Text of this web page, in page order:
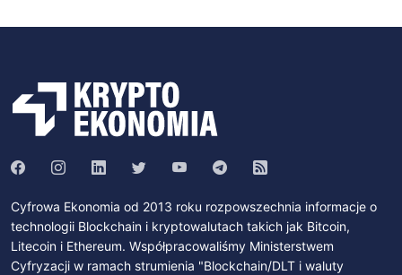
Cyfrowa Ekonomia od 2013 roku rozpowszechnia informacje o
technologii Blockchain i kryptowalutach takich jak Bitcoin,
Litecoin i Ethereum. Współpracowaliśmy Ministerstwem
Cyfryzacji w ramach strumienia "Blockchain/DLT i waluty